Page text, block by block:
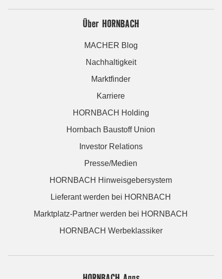
Über HORNBACH
MACHER Blog
Nachhaltigkeit
Marktfinder
Karriere
HORNBACH Holding
Hornbach Baustoff Union
Investor Relations
Presse/Medien
HORNBACH Hinweisgebersystem
Lieferant werden bei HORNBACH
Marktplatz-Partner werden bei HORNBACH
HORNBACH Werbeklassiker